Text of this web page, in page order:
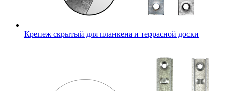
Крепеж скрытый для планкена и террасной доски